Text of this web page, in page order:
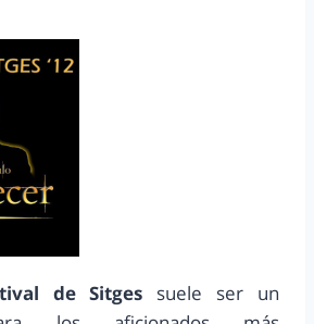
de Sitges suele ser un